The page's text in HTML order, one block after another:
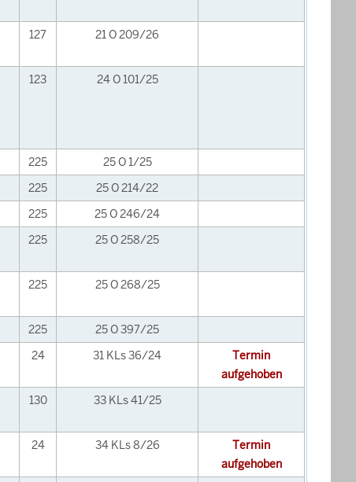
127 21 O 209/26
123 24 O 101/25
225
25 O 1/25
225
25 O 214/22
225
25 O 246/24
225 25 O 258/25
225 25 O 268/25
225
25 O 397/25
24 31 KLs 36/24
Termin
aufgehoben
130 33 KLs 41/25
24 34 KLs 8/26
Termin
aufgehoben